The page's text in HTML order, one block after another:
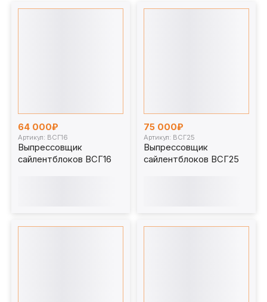
64 000₽
Артикул: ВСГ16
Выпрессовщик
сайлентблоков ВСГ16
75 000₽
Артикул: ВСГ25
Выпрессовщик
сайлентблоков ВСГ25